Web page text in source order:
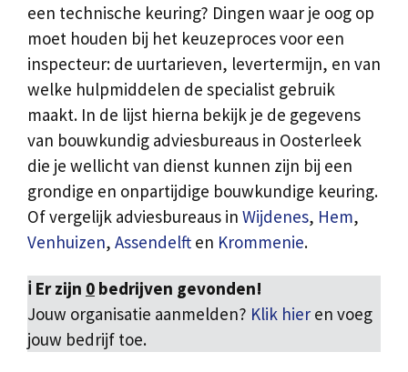
een technische keuring? Dingen waar je oog op
moet houden bij het keuzeproces voor een
inspecteur: de uurtarieven, levertermijn, en van
welke hulpmiddelen de specialist gebruik
maakt. In de lijst hierna bekijk je de gegevens
van bouwkundig adviesbureaus in Oosterleek
die je wellicht van dienst kunnen zijn bij een
grondige en onpartijdige bouwkundige keuring.
Of vergelijk adviesbureaus in Wijdenes, Hem,
Venhuizen, Assendelft en Krommenie.
ℹ️ Er zijn 0 bedrijven gevonden!
Jouw organisatie aanmelden? Klik hier en voeg
jouw bedrijf toe.